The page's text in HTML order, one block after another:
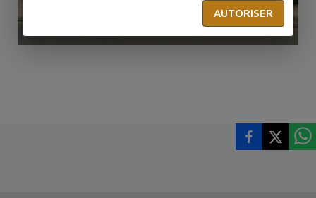
AUTORISER